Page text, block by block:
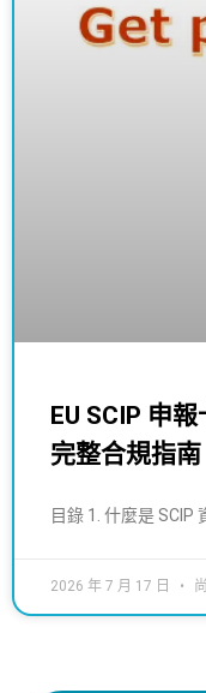
EU SCIP 申
完整合規指南
目錄 1. 什麼是 SCIP
2026 年 7 月 17 日